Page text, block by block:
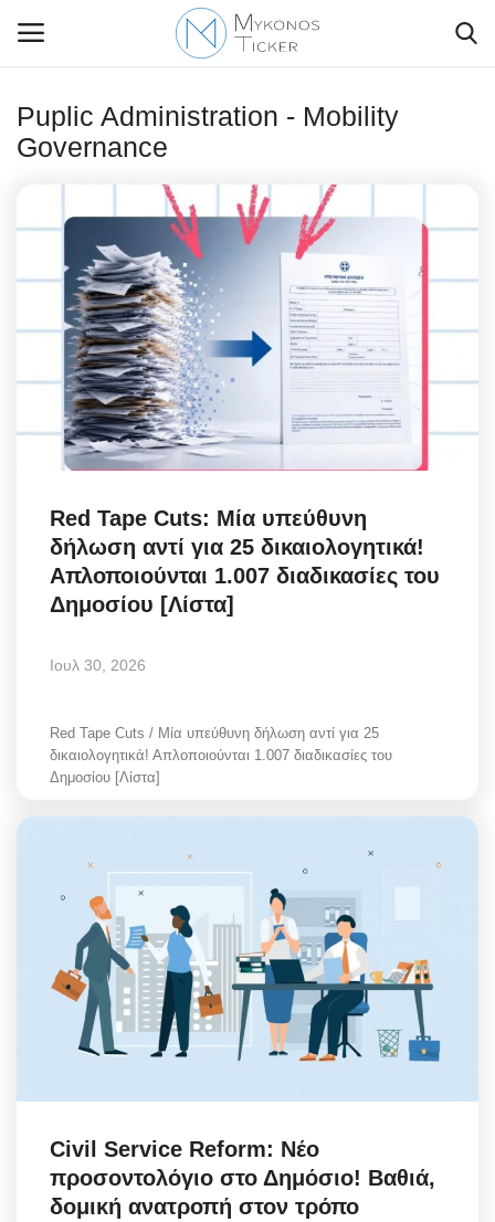
Politique
Business
Style Adorés
Greece
Entertainment
Mykonos Ticker TV
In Pictures
Science & Tech
Cost Of Living Crisis
Puplic Administration - Mobility
Governance
Red Tape Cuts: Μία υπεύθυνη
δήλωση αντί για 25 δικαιολογητικά!
Απλοποιούνται 1.007 διαδικασίες του
Δημοσίου [Λίστα]
Ιουλ 30, 2026
Red Tape Cuts / Μία υπεύθυνη δήλωση αντί για 25
δικαιολογητικά! Απλοποιούνται 1.007 διαδικασίες του
Δημοσίου [Λίστα]
Civil Service Reform: Νέο
προσοντολόγιο στο Δημόσιο! Βαθιά,
δομική ανατροπή στον τρόπο